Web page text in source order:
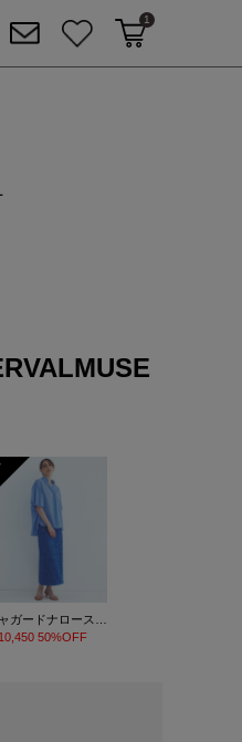
グイン メルマガ登録お気に入りカートに入れる
1
50%OFF